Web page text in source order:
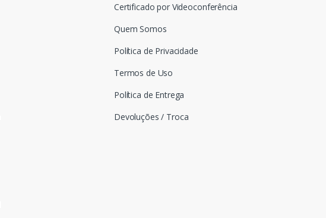
Certificado por Videoconferência
Quem Somos
Política de Privacidade
Termos de Uso
Política de Entrega
Devoluções / Troca